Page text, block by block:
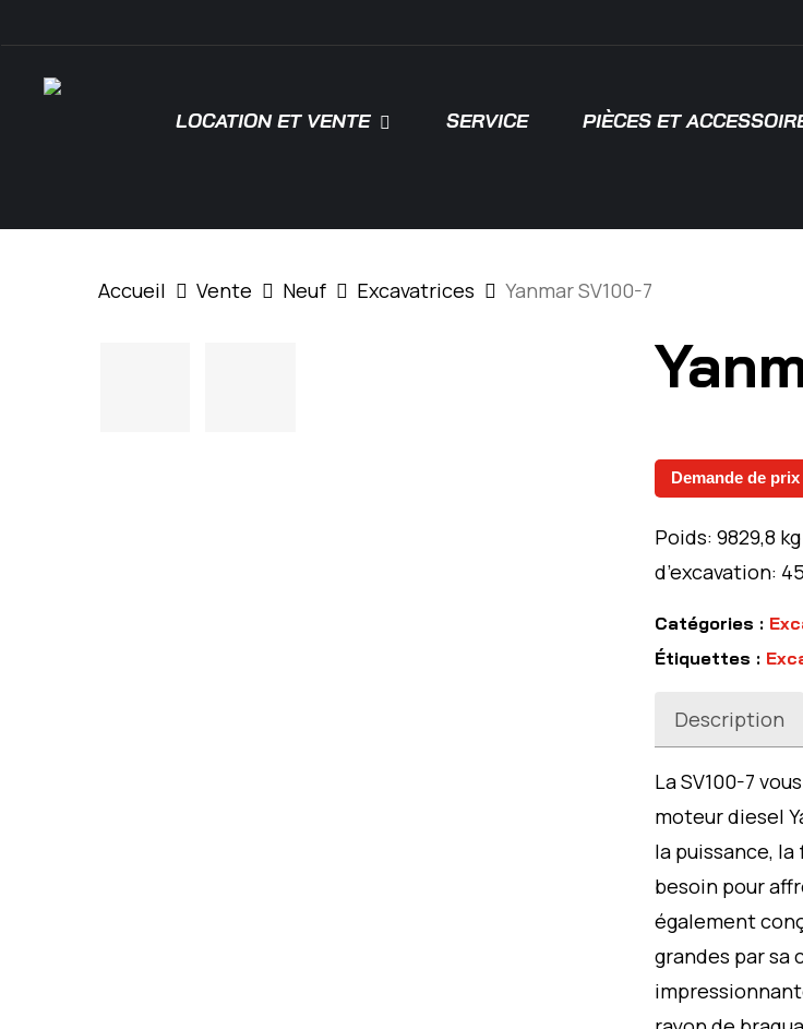
to
main
LOCATION ET VENTE SERVICE PIÈCES ET
Accueil Vente Neuf Excavatrices Yanmar SV100-7
Demande de
Poids: 9829,8
d’excavation:
Catégories :
Étiquettes :
Description
La SV100-7
moteur diesel
la puissance,
besoin pour
également
grandes par sa